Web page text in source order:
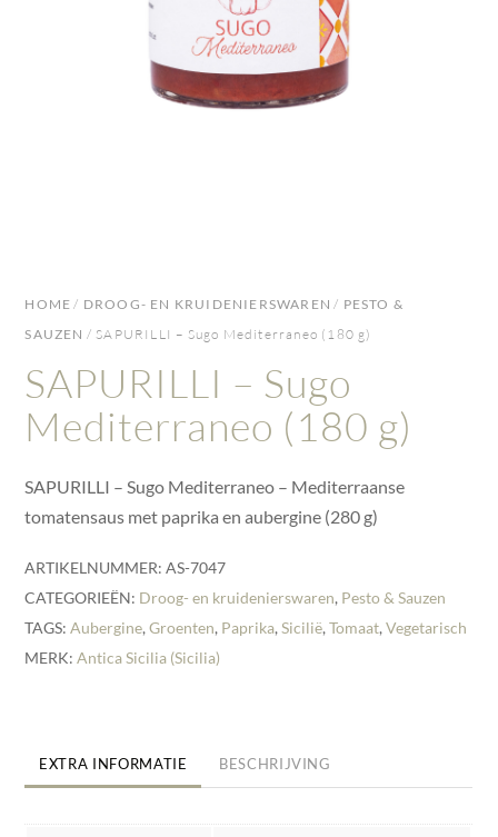
HOME / DROOG- EN KRUIDENIERSWAREN / PESTO &
SAUZEN / SAPURILLI – Sugo Mediterraneo (180 g)
SAPURILLI – Sugo
Mediterraneo (180 g)
SAPURILLI – Sugo Mediterraneo – Mediterraanse
tomatensaus met paprika en aubergine (280 g)
ARTIKELNUMMER:AS-7047
CATEGORIEËN: Droog- en kruidenierswaren, Pesto & Sauzen
TAGS:Aubergine,Groenten, Paprika,Sicilië,Tomaat,Vegetarisch
MERK:Antica Sicilia (Sicilia)
EXTRA INFORMATIE BESCHRIJVING